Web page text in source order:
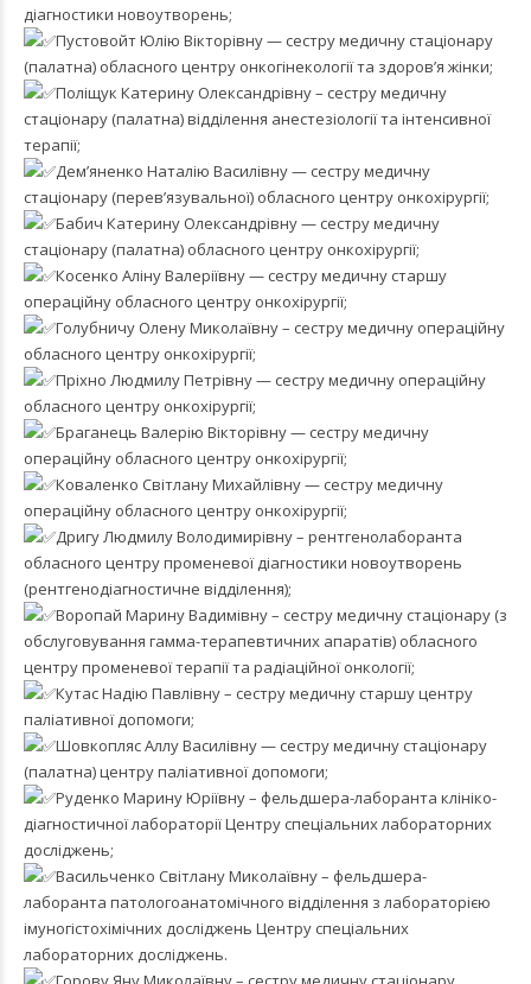
діагностики новоутворень;
Пустовойт Юлію Вікторівну — сестру медичну стаціонару
(палатна) обласного центру онкогінекології та здоров’я жінки;
Поліщук Катерину Олександрівну – сестру медичну
стаціонару (палатна) відділення анестезіології та інтенсивної
терапії;
Дем’яненко Наталію Василівну — сестру медичну
стаціонару (перев’язувальної) обласного центру онкохірургії;
Бабич Катерину Олександрівну — сестру медичну
стаціонару (палатна) обласного центру онкохірургії;
Косенко Аліну Валеріївну — сестру медичну старшу
операційну обласного центру онкохірургії;
Голубничу Олену Миколаївну – сестру медичну операційну
обласного центру онкохірургії;
Пріхно Людмилу Петрівну — сестру медичну операційну
обласного центру онкохірургії;
Браганець Валерію Вікторівну — сестру медичну
операційну обласного центру онкохірургії;
Коваленко Світлану Михайлівну — сестру медичну
операційну обласного центру онкохірургії;
Дригу Людмилу Володимирівну – рентгенолаборанта
обласного центру променевої діагностики новоутворень
(рентгенодіагностичне відділення);
Воропай Марину Вадимівну – сестру медичну стаціонару (з
обслуговування гамма-терапевтичних апаратів) обласного
центру променевої терапії та радіаційної онкології;
Кутас Надію Павлівну – сестру медичну старшу центру
паліативної допомоги;
Шовкопляс Аллу Василівну — сестру медичну стаціонару
(палатна) центру паліативної допомоги;
Руденко Марину Юріївну – фельдшера-лаборанта клініко-
діагностичної лабораторії Центру спеціальних лабораторних
досліджень;
Васильченко Світлану Миколаївну – фельдшера-
лаборанта патологоанатомічного відділення з лабораторією
імуногістохімічних досліджень Центру спеціальних
лабораторних досліджень.